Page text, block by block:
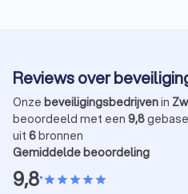
Reviews over
Onze beveiligingsbedrijvenin
beoordeeld met een 9,8
uit 6bronnen
Gemiddelde beoordeling
9,8•starstarstarstarstar